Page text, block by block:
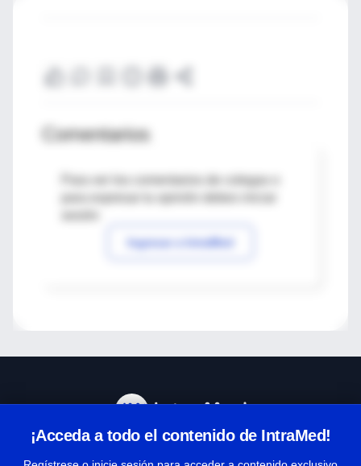
Comentarios
Para ver los comentarios de colegas o
Ingresar a IntraMed
¡Acceda a todo el contenido de IntraMed!